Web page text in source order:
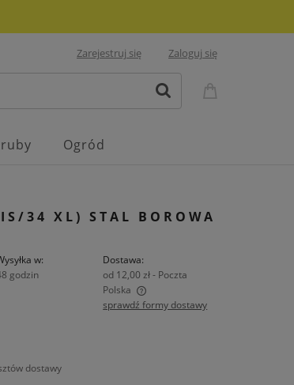
Zarejestruj się Zaloguj się
Ogród
34 XL) STAL BOROWA
w:
godzin
Dostawa:
od 12,00 zł- Poczta
Polska
sprawdź formy dostawy
dostawy